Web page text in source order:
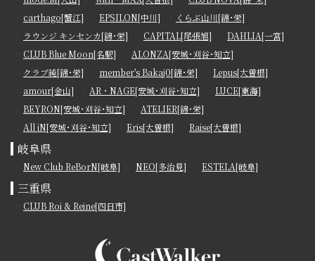
carthago[蟹江]
EPSILON[中川]
くらぶ山川[錦･栄]
ラウンジ キンセンカ[錦･栄]
CAPITAL[尾張旭]
DAHLIA[一宮]
CLUB Blue Moon[名駅]
ALONZA[安城･刈谷･知立]
クラブ純[錦･栄]
member's Bakaj0[錦･栄]
Lepus[大曽根]
amour[金山]
AR・NAGE[安城･刈谷･知立]
LUCE[東海]
BEYRON[安城･刈谷･知立]
ATELIER[錦･栄]
All iN[安城･刈谷･知立]
Eris[大曽根] Raise[大曽根]
岐阜県
New Club ReBorN[岐阜] NEO[多治見] ESTELA[岐阜]
三重県
CLUB Roi & Reine[四日市]